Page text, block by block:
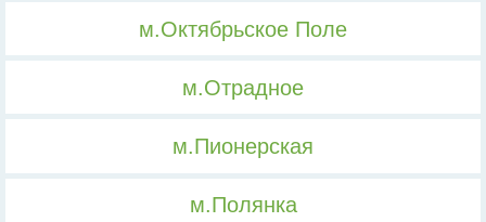
м.Октябрьское Поле
м.Отрадное
м.Пионерская
м.Полянка